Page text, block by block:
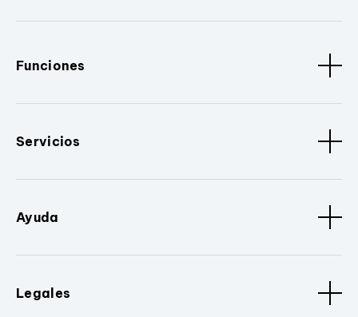
Funciones
Servicios
Ayuda
Legales